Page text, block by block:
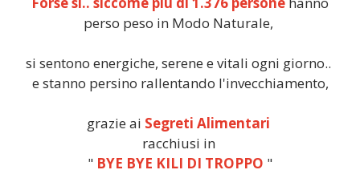
perso peso in Modo Naturale,
si sentono energiche, serene e vitali ogni giorno..
e stanno persino rallentando l'invecchiamento,
grazie ai Segreti Alimentari
racchiusi in
" BYE BYE KILI DI TROPPO "